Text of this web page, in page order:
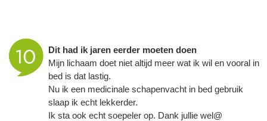
Dit had ik jaren eerder moeten doen
Mijn lichaam doet niet altijd meer wat ik wil en vooral in
bed is dat lastig.
Nu ik een medicinale schapenvacht in bed gebruik
slaap ik echt lekkerder.
Ik sta ook echt soepeler op. Dank jullie wel@